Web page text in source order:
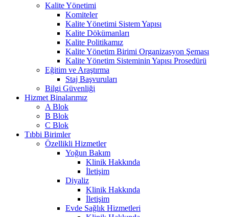
Kalite Yönetimi
Komiteler
Kalite Yönetimi Sistem Yapısı
Kalite Dökümanları
Kalite Politikamız
Kalite Yönetim Birimi Organizasyon Şeması
Kalite Yönetim Sisteminin Yapısı Prosedürü
Eğitim ve Araştırma
Staj Başvuruları
Bilgi Güvenliği
Hizmet Binalarımız
A Blok
B Blok
C Blok
Tıbbi Birimler
Özellikli Hizmetler
Yoğun Bakım
Klinik Hakkında
İletişim
Diyaliz
Klinik Hakkında
İletişim
Evde Sağlık Hizmetleri